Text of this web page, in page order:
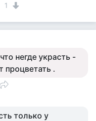
1
негде украсть -
процветать .
только у